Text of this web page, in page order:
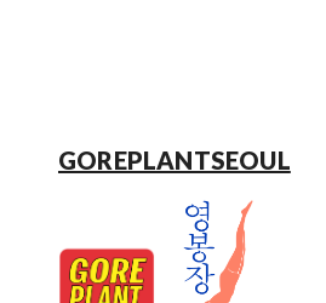
GOREPLANTSEOUL